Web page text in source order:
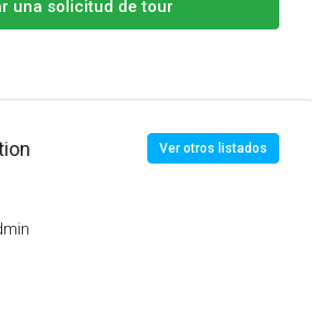
una solicitud de tour
Ver otros listados